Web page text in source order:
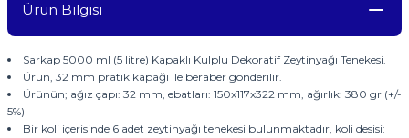
Ürün Bilgisi
Sarkap 5000 ml (5 litre) Kapaklı Kulplu Dekoratif Zeytinyağı Tenekesi.
Ürün, 32 mm pratik kapağı ile beraber gönderilir.
Ürünün; ağız çapı: 32 mm, ebatları: 150x117x322 mm, ağırlık: 380 gr (+/-
5%)
Bir koli içerisinde 6 adet zeytinyağı tenekesi bulunmaktadır, koli desisi: